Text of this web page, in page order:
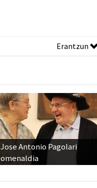
Erantzun
Jose Antonio Pagolari
omenaldia